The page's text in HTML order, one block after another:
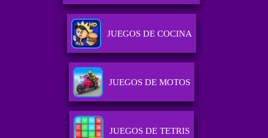
JUEGOS DE COCINA
JUEGOS DE MOTOS
JUEGOS DE TETRIS